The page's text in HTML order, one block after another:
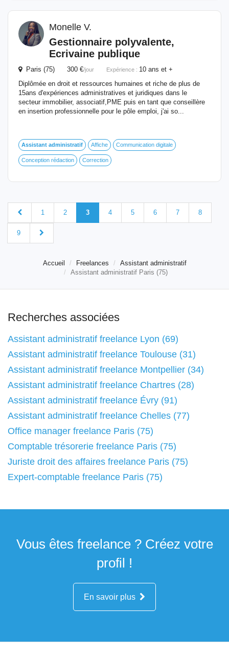
Monelle V.
Gestionnaire polyvalente,
Ecrivaine publique
Paris (75) 300 €/jour Expérience : 10 ans et +
Diplômée en droit et ressources humaines et riche de plus de
15ans d'expériences administratives et juridiques dans le
secteur immobilier, associatif,PME puis en tant que conseillère
en insertion professionnelle pour le pôle emploi, j'ai so...
Assistant administratif Affiche Communication digitale
Conception rédaction Correction
1 2 3 4 5 6 7 8
9
Accueil Freelances
Assistant administratif
Assistant administratif Paris (75)
Recherches associées
Assistant administratif freelance Lyon (69)
Assistant administratif freelance Toulouse (31)
Assistant administratif freelance Montpellier (34)
Assistant administratif freelance Chartres (28)
Assistant administratif freelance Évry (91)
Assistant administratif freelance Chelles (77)
Office manager freelance Paris (75)
Comptable trésorerie freelance Paris (75)
Juriste droit des affaires freelance Paris (75)
Expert-comptable freelance Paris (75)
Vous êtes freelance ? Créez votre
profil !
En savoir plus